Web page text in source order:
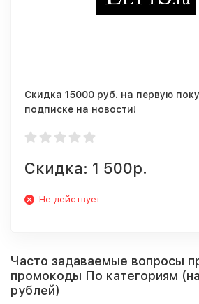
Скидка 15000 руб. на первую
подписке на новости!
Скидка: 1 500р.
Не действует
Часто задаваемые вопросы
промокоды По категориям
рублей)